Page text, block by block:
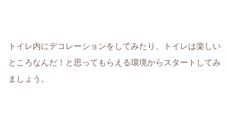
トイレ内にデコレーションをしてみたり、トイレは楽しい
ところなんだ！と思ってもらえる環境からスタートしてみ
ましょう。